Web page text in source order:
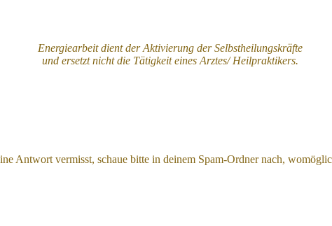
Energiearbeit dient der Aktivierung der Selbstheilungskräfte
und ersetzt nicht die Tätigkeit eines Arztes/ Heilpraktikers.
Antwort vermisst, schaue bitte in deinem Spam-Ordner nach,